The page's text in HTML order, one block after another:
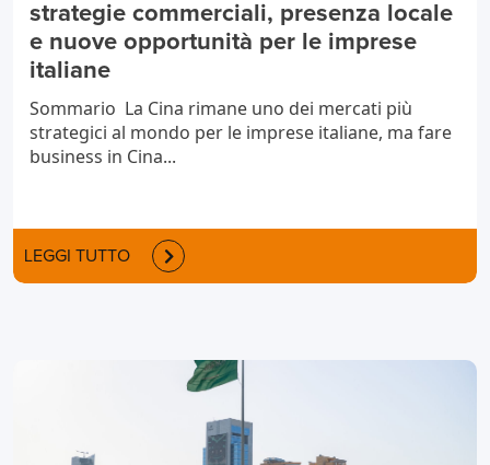
strategie commerciali, presenza locale
e nuove opportunità per le imprese
italiane
Sommario La Cina rimane uno dei mercati più
strategici al mondo per le imprese italiane, ma fare
business in Cina...
LEGGI TUTTO